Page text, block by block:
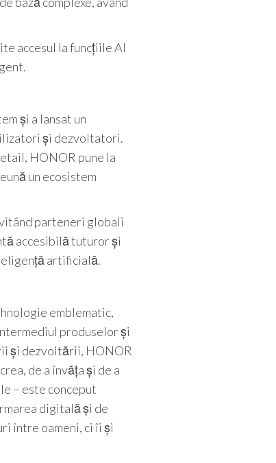
accesul la funcțiile AI
și a lansat un
și dezvoltatori.
HONOR pune la
un ecosistem
parteneri globali
accesibilă tuturor și
artificială.
emblematic,
produselor și
și dezvoltării, HONOR
de a învăța și de a
– este conceput
digitală și de
între oameni, ci îi și